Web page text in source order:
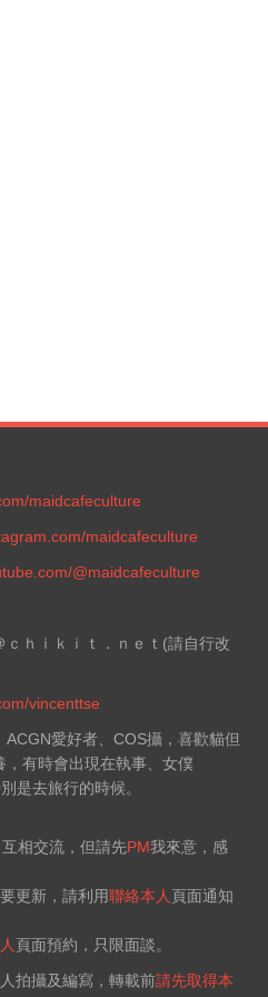
maidcafeculture
maidcafeculture
@maidcafeculture
ｃｈｉｋｉｔ．ｎｅｔ(請自行改
vincenttse
ACGN愛好者、COS攝，喜歡貓但
，有時會出現在執事、女僕
是去旅行的時候。
互相交流，但請先PM我來意，感
更新，請利用聯絡本人 頁面通知
頁面預約，只限面談。
拍攝及編寫，轉載前請先取得本